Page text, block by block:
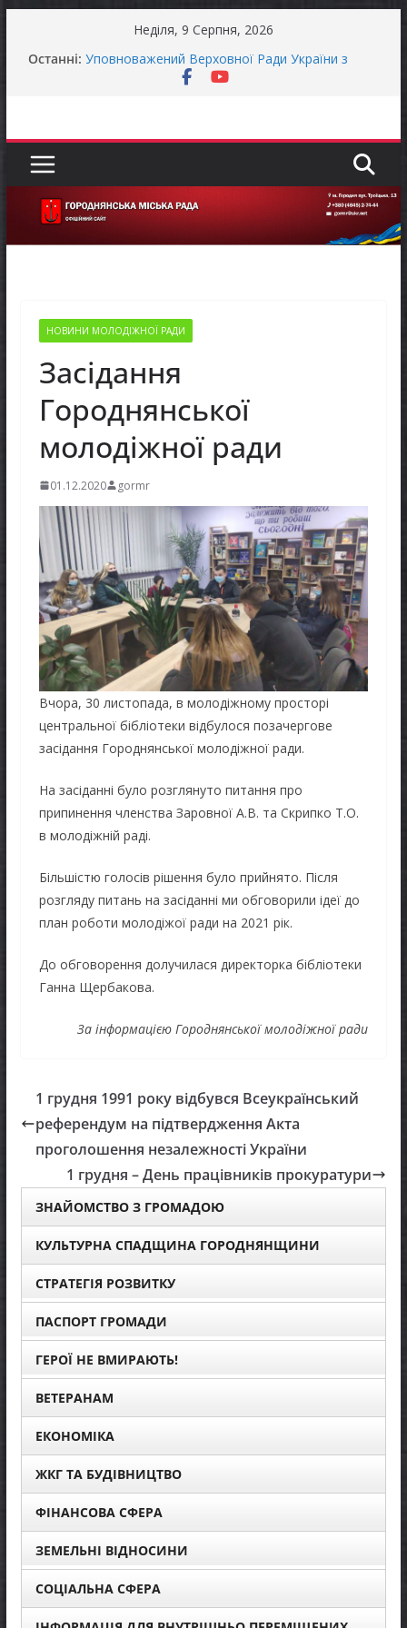
Неділя, 9 Серпня, 2026
Останні: Уповноважений Верховної Ради України з
прав людини проводить опитування щодо
МОВЧАННЯ
Як отримати компенсацію за товари, придбані
для ветеранського бізнесу
НОВИНИ МОЛОДІЖНОЇ РАДИ
Засідання
Городнянської
молодіжної ради
01.12.2020 gormr
Вчора, 30 листопада, в молодіжному просторі
центральної бібліотеки відбулося позачергове
засідання Городнянської молодіжної ради.
На засіданні було розглянуто питання про
припинення членства Заровної А.В. та Скрипко Т.О.
в молодіжній раді.
Більшістю голосів рішення було прийнято. Після
розгляду питань на засіданні ми обговорили ідеї до
план роботи молодіжої ради на 2021 рік.
До обговорення долучилася директорка бібліотеки
Ганна Щербакова.
За інформацією Городнянської молодіжної ради
1 грудня 1991 року відбувся Всеукраїнський
референдум на підтвердження Акта
проголошення незалежності України
1 грудня – День працівників прокуратури
ЗНАЙОМСТВО З ГРОМАДОЮ
КУЛЬТУРНА СПАДЩИНА ГОРОДНЯНЩИНИ
СТРАТЕГІЯ РОЗВИТКУ
ПАСПОРТ ГРОМАДИ
ГЕРОЇ НЕ ВМИРАЮТЬ!
ВЕТЕРАНАМ
ЕКОНОМІКА
ЖКГ ТА БУДІВНИЦТВО
ФІНАНСОВА СФЕРА
ЗЕМЕЛЬНІ ВІДНОСИНИ
СОЦІАЛЬНА СФЕРА